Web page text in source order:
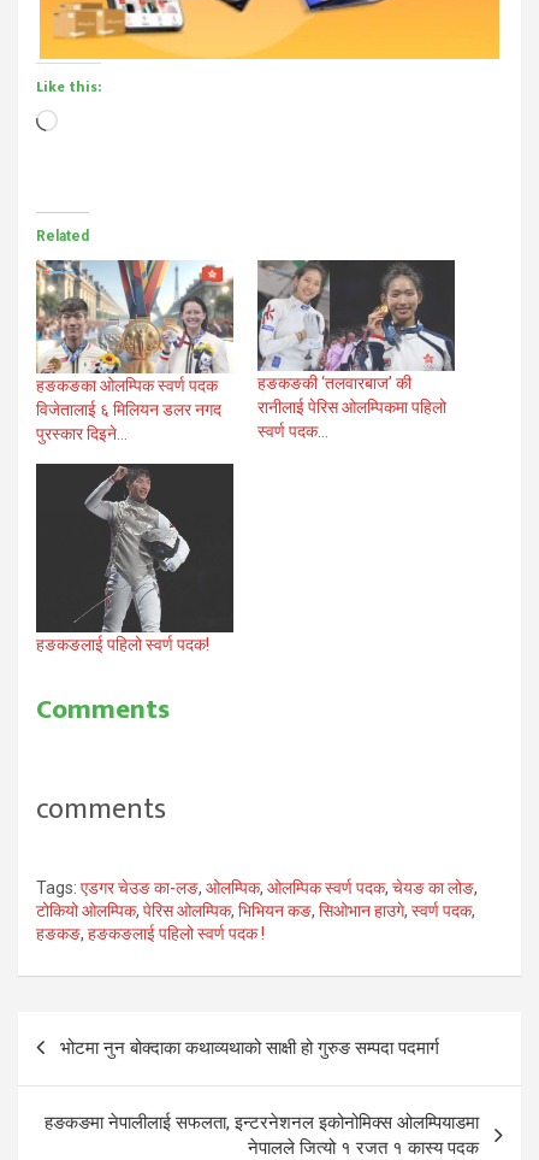
Like this:
Loading…
Related
हङकङका ओलम्पिक स्वर्ण पदक
विजेतालाई ६ मिलियन डलर नगद
पुरस्कार दिइने…
हङकङकी ‘तलवारबाज’ की
रानीलाई पेरिस ओलम्पिकमा पहिलो
स्वर्ण पदक…
हङकङलाई पहिलो स्वर्ण पदक!
Comments
comments
Tags: एडगर चेउङ का-लङ, ओलम्पिक, ओलम्पिक स्वर्ण पदक, चेयङ का लोङ,
टोकियो ओलम्पिक, पेरिस ओलम्पिक, भिभियन कङ, सिओभान हाउगे, स्वर्ण पदक,
हङकङ, हङकङलाई पहिलो स्वर्ण पदक !
Post
navigation
भोटमा नुन बोक्दाका कथाव्यथाको साक्षी हो गुरुङ सम्पदा पदमार्ग
हङकङमा नेपालीलाई सफलता, इन्टरनेशनल इकोनोमिक्स ओलम्पियाडमा
नेपालले जित्यो १ रजत १ कास्य पदक